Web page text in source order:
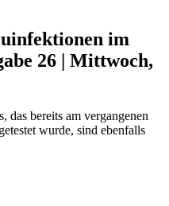
im
26 | Mittwoch,
das bereits am vergangenen
wurde, sind ebenfalls